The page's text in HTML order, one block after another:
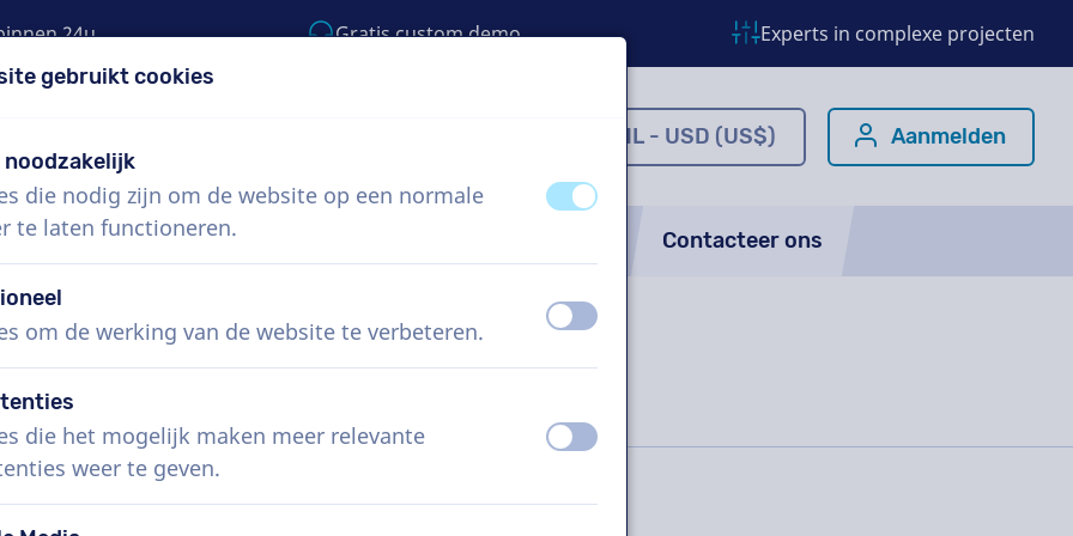
24u Gratis custom demo Experts in complexe projecten
NL - USD (US$) Aanmelden
ons Hoe werkt het? Contacteer ons
gebruikt cookies
die nodig zijn om de website op een normale
te laten functioneren.
uit aan
om de werking van de website te verbeteren. uit aan
die het mogelijk maken meer relevante
weer te geven.
uit aan